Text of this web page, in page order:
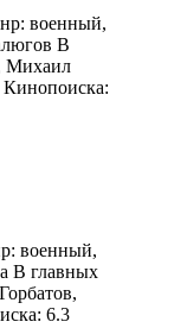
военный,
В
Михаил
военный,
В главных
6.3